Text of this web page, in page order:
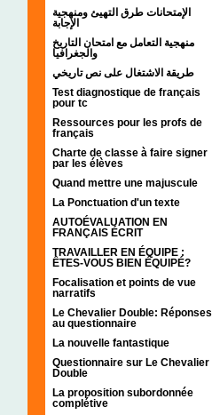
الإمتحانات طرق التهيئ ومنهجية
الإجابة
منهجية التعامل مع امتحان التاريخ
والجغرافيا
طريقة الاشتغال على نص تاريخي
Test diagnostique de français
pour tc
Ressources pour les profs de
français
Charte de classe à faire signer
par les élèves
Quand mettre une majuscule
La Ponctuation d'un texte
AUTOÉVALUATION EN
FRANÇAIS ÉCRIT
TRAVAILLER EN ÉQUIPE :
ÊTES-VOUS BIEN ÉQUIPÉ?
Focalisation et points de vue
narratifs
Le Chevalier Double: Réponses
au questionnaire
La nouvelle fantastique
Questionnaire sur Le Chevalier
Double
La proposition subordonnée
complétive